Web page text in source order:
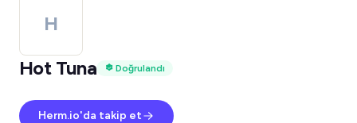
H
Hot Tuna
Doğrulandı
Herm.io'da takip et